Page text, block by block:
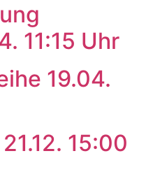
11:15 Uhr
19.04.
15:00